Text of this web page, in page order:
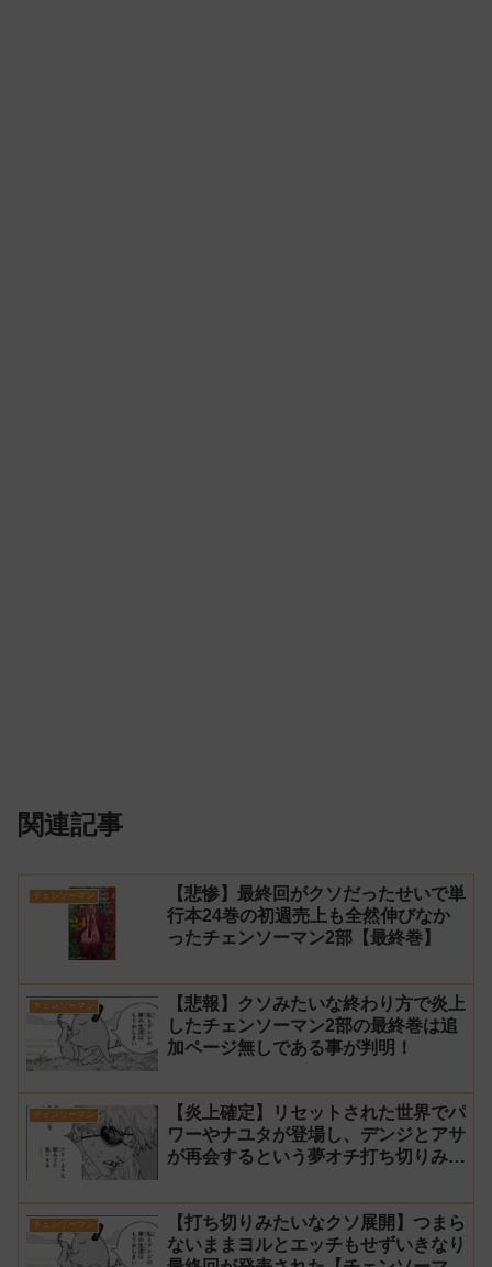
関連記事
チェンソーマン
【悲惨】最終回がクソだったせいで単
行本24巻の初週売上も全然伸びなか
ったチェンソーマン2部【最終巻】
チェンソーマン
【悲報】クソみたいな終わり方で炎上
したチェンソーマン2部の最終巻は追
加ページ無しである事が判明！
チェンソーマン
【炎上確定】リセットされた世界でパ
ワーやナユタが登場し、デンジとアサ
が再会するという夢オチ打ち切りみた
終回 感想】
チェンソーマン
【打ち切りみたいなクソ展開】つまら
ないままヨルとエッチもせずいきなり